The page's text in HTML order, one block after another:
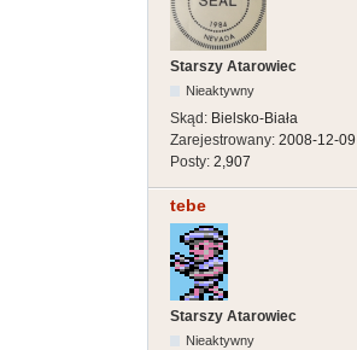
Starszy Atarowiec
Nieaktywny
Skąd: Bielsko-Biała
Zarejestrowany: 2008-12-09
Posty: 2,907
tebe
Starszy Atarowiec
Nieaktywny